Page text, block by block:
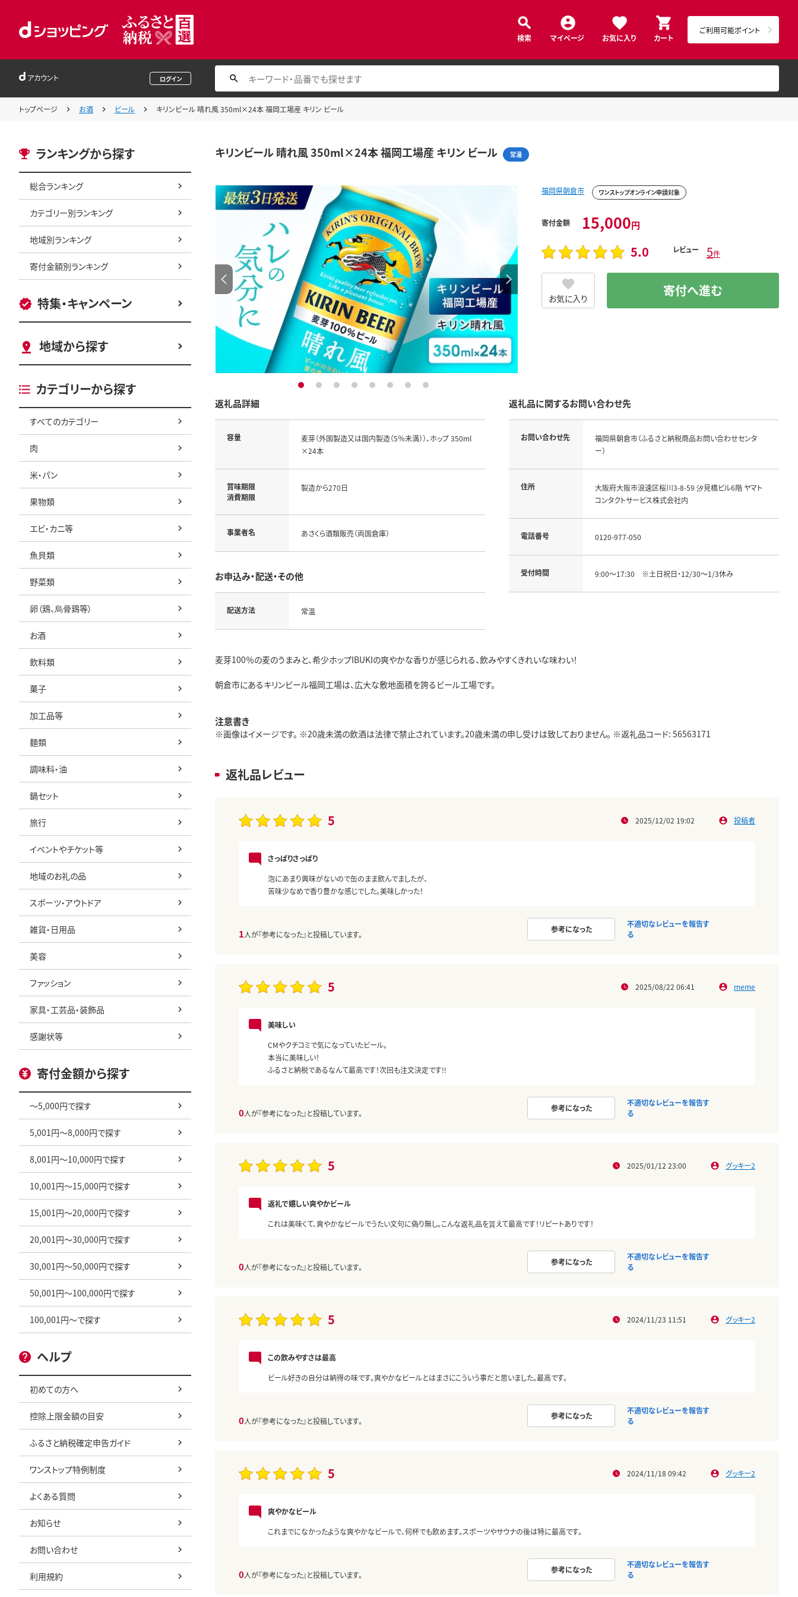
検索 マイページ お気に入り カート
ご利用可能ポイント
アカウント ログイン
トップページ お酒 ビール キリンビール 晴れ風 350ml×24本 福岡工場産 キリン ビール
ランキングから探す
総合ランキング
カテゴリー別ランキング
地域別ランキング
寄付金額別ランキング
特集・キャンペーン
地域から探す
カテゴリーから探す
すべてのカテゴリー
肉
米・パン
果物類
エビ・カニ等
魚貝類
野菜類
卵（鶏、烏骨鶏等）
お酒
飲料類
菓子
加工品等
麺類
調味料・油
鍋セット
旅行
イベントやチケット等
地域のお礼の品
スポーツ・アウトドア
雑貨・日用品
美容
ファッション
家具・工芸品・装飾品
感謝状等
寄付金額から探す
～5,000円で探す
5,001円～8,000円で探す
8,001円～10,000円で探す
10,001円～15,000円で探す
15,001円～20,000円で探す
20,001円～30,000円で探す
30,001円～50,000円で探す
50,001円～100,000円で探す
100,001円～で探す
ヘルプ
初めての方へ
控除上限金額の目安
ふるさと納税確定申告ガイド
ワンストップ特例制度
よくある質問
お知らせ
お問い合わせ
利用規約
キリンビール 晴れ風 350ml×24本 福岡工場産 キリン ビール 常温
1 2 3 4 5 6 7 8
福岡県朝倉市 ワンストップオンライン申請対象
寄付金額 15,000円
5.0 レビュー 5件
お気に入り 寄付へ進む
返礼品詳細
容量
麦芽（外国製造又は国内製造（5％未満））、ホップ 350ml
×24本
賞味期限
消費期限
製造から270日
事業者名 あさくら酒類販売（両国倉庫）
お申込み・配送・その他
配送方法 常温
返礼品に関するお問い合わせ先
お問い合わせ先
福岡県朝倉市（ふるさと納税商品お問い合わせセンタ
ー）
住所
大阪府大阪市浪速区桜川3-8-59 汐見橋ビル6階 ヤマト
コンタクトサービス株式会社内
電話番号 0120-977-050
受付時間 9:00～17:30 ※土日祝日・12/30～1/3休み
麦芽100％の麦のうまみと、希少ホップIBUKIの爽やかな香りが感じられる、飲みやすくきれいな味わい！
朝倉市にあるキリンビール福岡工場は、広大な敷地面積を誇るビール工場です。
注意書き
※画像はイメージです。 ※20歳未満の飲酒は法律で禁止されています。20歳未満の申し受けは致しておりません。 ※返礼品コード: 56563171
返礼品レビュー
5 2025/12/02 19:02 投稿者
さっぱりさっぱり
泡にあまり興味がないので缶のまま飲んでましたが、
苦味少なめで香り豊かな感じでした。美味しかった！
1人が『参考になった』と投稿しています。
参考になった
不適切なレビューを報告す
る
5 2025/08/22 06:41 meme
美味しい
CMやクチコミで気になっていたビール。
本当に美味しい！
ふるさと納税であるなんて最高です！次回も注文決定です!!
0人が『参考になった』と投稿しています。
参考になった
不適切なレビューを報告す
る
5 2025/01/12 23:00 グッキー2
返礼で嬉しい爽やかビール
これは美味くて、爽やかなビールでうたい文句に偽り無し。こんな返礼品を貰えて最高です！リピートありです！
0人が『参考になった』と投稿しています。
参考になった
不適切なレビューを報告す
る
5 2024/11/23 11:51 グッキー2
この飲みやすさは最高
ビール好きの自分は納得の味です。爽やかなビールとはまさにこういう事だと思いました。最高です。
0人が『参考になった』と投稿しています。
参考になった
不適切なレビューを報告す
る
5 2024/11/18 09:42 グッキー2
爽やかなビール
これまでになかったような爽やかなビールで、何杯でも飲めます。スポーツやサウナの後は特に最高です。
0人が『参考になった』と投稿しています。
参考になった
不適切なレビューを報告す
る